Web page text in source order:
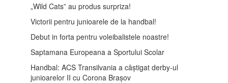
„Wild Cats” au produs surpriza!
Victorii pentru junioarele de la handbal!
Debut in forta pentru voleibalistele noastre!
Saptamana Europeana a Sportului Scolar
Handbal: ACS Transilvania a câștigat derby-ul
junioarelor II cu Corona Brașov